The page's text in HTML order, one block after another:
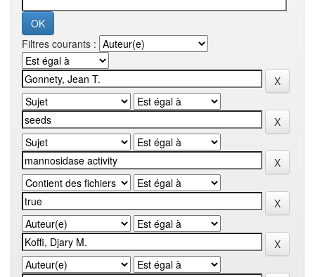
Filtres courants :